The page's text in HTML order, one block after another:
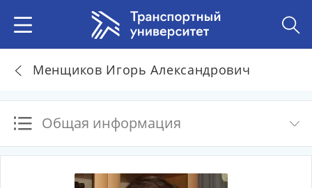
Менщиков Игорь Александрович
Общая информация